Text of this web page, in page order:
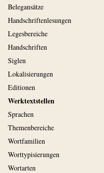
Belegansätze
Handschriftenlesungen
Legesbereiche
Handschriften
Siglen
Lokalisierungen
Editionen
Werktextstellen
Sprachen
Themenbereiche
Wortfamilien
Worttypisierungen
Wortarten